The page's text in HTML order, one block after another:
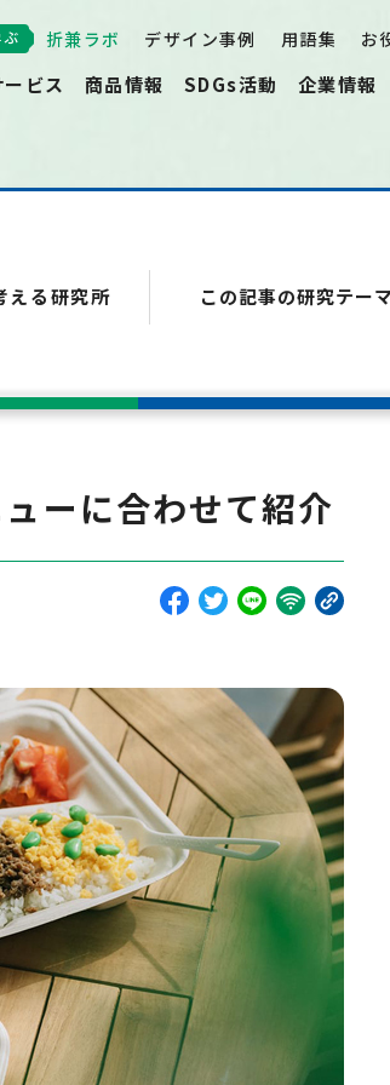
折兼ラボ デザイン事例 用語集 お
ービス 商品情報 SDGs活動 企業情報
える研究所 この記事の研究テーマ
ーに合わせて紹介